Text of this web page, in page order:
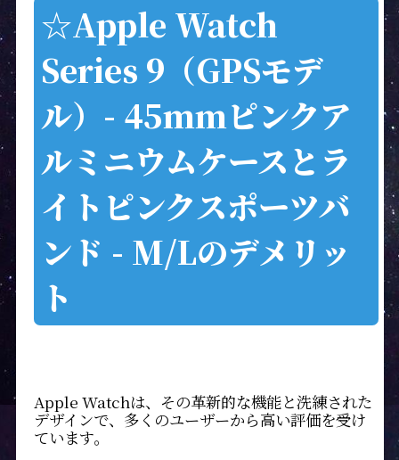
☆Apple Watch
Series 9（GPSモデ
ル）- 45mmピンクア
ルミニウムケースとラ
イトピンクスポーツバ
ンド - M/Lのデメリッ
ト
Apple Watchは、その革新的な機能と洗練された
デザインで、多くのユーザーから高い評価を受け
ています。